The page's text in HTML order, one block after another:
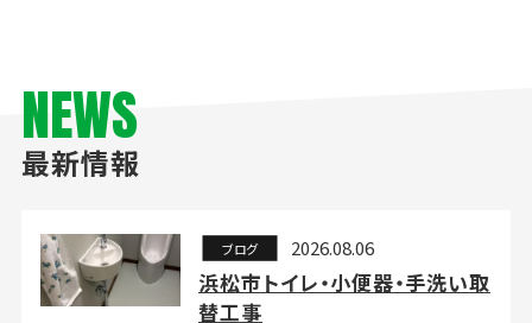
NEWS
最新情報
ブログ 2026.08.06
浜松市トイレ・小便器・手洗い取
替工事